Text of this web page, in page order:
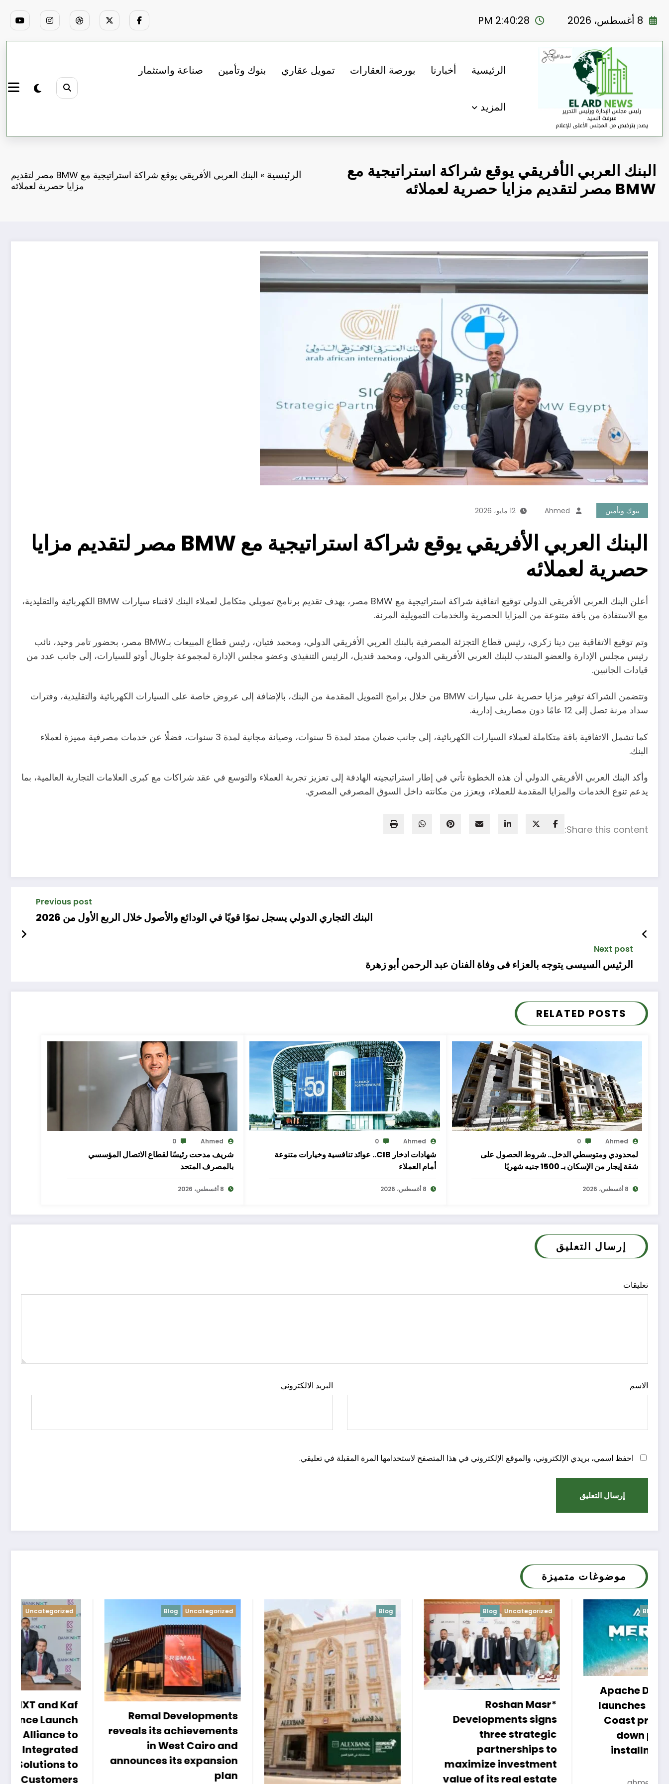
8 أغسطس، 2026 2:40:30 PM
الرئيسية أخبارنا بورصة العقارات تمويل عقاري بنوك وتأمين صناعة واستثمار
المزيد
البنك العربي الأفريقي يوقع شراكة استراتيجية مع
BMW مصر لتقديم مزايا حصرية لعملائه
الرئيسية »
البنك العربي الأفريقي يوقع شراكة استراتيجية مع BMW مصر لتقديم
مزايا حصرية لعملائه
بنوك وتأمين Ahmed 12 مايو، 2026
البنك العربي الأفريقي يوقع شراكة استراتيجية مع BMW مصر لتقديم مزايا
حصرية لعملائه
أعلن البنك العربي الأفريقي الدولي توقيع اتفاقية شراكة استراتيجية مع BMW مصر، بهدف تقديم برنامج تمويلي متكامل لعملاء البنك لاقتناء سيارات BMW الكهربائية والتقليدية،
مع الاستفادة من باقة متنوعة من المزايا الحصرية والخدمات التمويلية المرنة.
وتم توقيع الاتفاقية بين دينا زكري، رئيس قطاع التجزئة المصرفية بالبنك العربي الأفريقي الدولي، ومحمد فتيان، رئيس قطاع المبيعات بـBMW مصر، بحضور تامر وحيد، نائب
رئيس مجلس الإدارة والعضو المنتدب للبنك العربي الأفريقي الدولي، ومحمد قنديل، الرئيس التنفيذي وعضو مجلس الإدارة لمجموعة جلوبال أوتو للسيارات، إلى جانب عدد من
قيادات الجانبين.
وتتضمن الشراكة توفير مزايا حصرية على سيارات BMW من خلال برامج التمويل المقدمة من البنك، بالإضافة إلى عروض خاصة على السيارات الكهربائية والتقليدية، وفترات
سداد مرنة تصل إلى 12 عامًا دون مصاريف إدارية.
كما تشمل الاتفاقية باقة متكاملة لعملاء السيارات الكهربائية، إلى جانب ضمان ممتد لمدة 5 سنوات، وصيانة مجانية لمدة 3 سنوات، فضلًا عن خدمات مصرفية مميزة لعملاء
البنك.
وأكد البنك العربي الأفريقي الدولي أن هذه الخطوة تأتي في إطار استراتيجيته الهادفة إلى تعزيز تجربة العملاء والتوسع في عقد شراكات مع كبرى العلامات التجارية العالمية، بما
يدعم تنوع الخدمات والمزايا المقدمة للعملاء، ويعزز من مكانته داخل السوق المصرفي المصري.
Share this content:
Previous post
البنك التجاري الدولي يسجل نموًا قويًا في الودائع والأصول خلال الربع الأول من 2026
Next post
الرئيس السيسى يتوجه بالعزاء فى وفاة الفنان عبد الرحمن أبو زهرة
RELATED POSTS
Ahmed
0
لمحدودي ومتوسطي الدخل.. شروط الحصول على
شقة إيجار من الإسكان بـ 1500 جنيه شهريًا
8 أغسطس، 2026
Ahmed
0
شهادات ادخار CIB.. عوائد تنافسية وخيارات متنوعة
أمام العملاء
8 أغسطس، 2026
Ahmed
0
شريف مدحت رئيسًا لقطاع الاتصال المؤسسي
بالمصرف المتحد
8 أغسطس، 2026
إرسال التعليق
تعليقات
الاسم البريد الالكتروني
احفظ اسمي، بريدي الإلكتروني، والموقع الإلكتروني في هذا المتصفح لاستخدامها المرة المقبلة في تعليقي.
موضوغات متميزة
Remal Developments
reveals its achievements
in West Cairo and
announces its expansion
Blog Uncategorized
Developments signs
three strategic
partnerships to
maximize investment
value of its real estate
Uncategorized
Apache Developments
launches Mersea North
Coast project with 5%
down payment and
installments up to 15